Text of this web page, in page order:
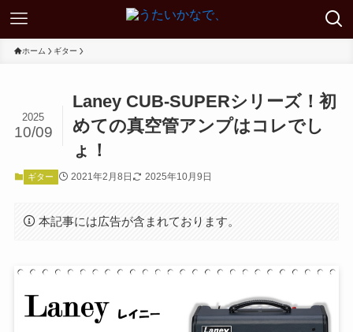
ホーム ギター
Laney CUB-SUPERシリーズ！初
めての真空管アンプはコレでし
ょ！
2025
10/09
ギター 2021年2月8日 2025年10月9日
本記事には広告が含まれております。